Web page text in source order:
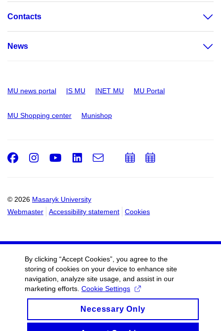
Contacts
News
MU news portal IS MU INET MU MU Portal
MU Shopping center Munishop
© 2026 Masaryk University
Webmaster
Accessibility statement Cookies
Facebook
Instagram
Youtube
LinkedIn
e-
AddAdd
By clicking “Accept Cookies”, you agree to the
storing of cookies on your device to enhance site
navigation, analyze site usage, and assist in our
marketing efforts. Cookie Settings
Necessary Only